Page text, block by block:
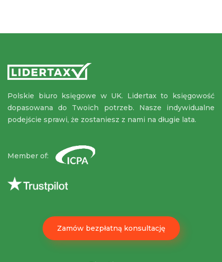
Polskie biuro księgowe w UK. Lidertax to księgowość
dopasowana do Twoich potrzeb. Nasze indywidualne
podejście sprawi, że zostaniesz z nami na długie lata.
Member of:
Zamów bezpłatną konsultację